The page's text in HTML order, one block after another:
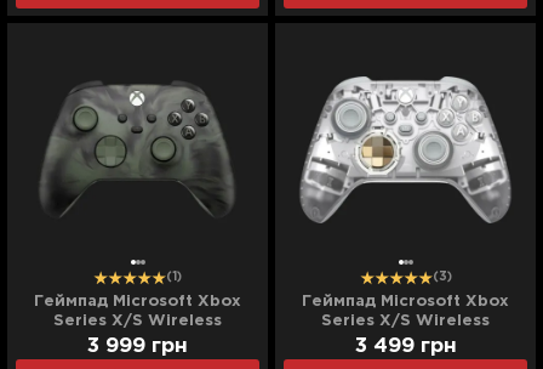
(1)
Геймпад Microsoft Xbox
Series X/S Wireless
Controller (Nocturnal
Vapor)
3 999 грн
(3)
Геймпад Microsoft Xbox
Series X/S Wireless
Controller Ghost Cipher
Special Edition
3 499 грн